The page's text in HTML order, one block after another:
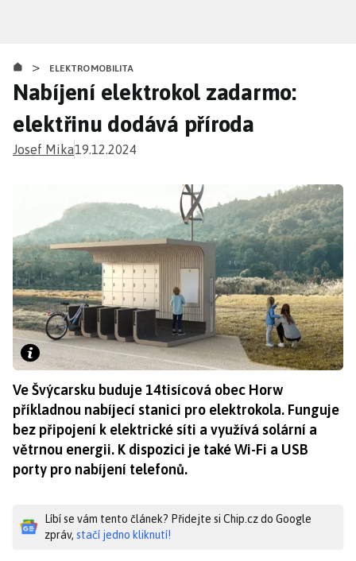
obsahu
> ELEKTROMOBILITA
Nabíjení elektrokol zadarmo:
elektřinu dodává příroda
Josef Mika19.12.2024
Ve Švýcarsku buduje 14tisícová obec Horw
příkladnou nabíjecí stanici pro elektrokola. Funguje
bez připojení k elektrické síti a využívá solární a
větrnou energii. K dispozici je také Wi-Fi a USB
porty pro nabíjení telefonů.
Líbí se vám tento článek? Přidejte si Chip.cz do Google
zpráv, stačí jedno kliknutí!